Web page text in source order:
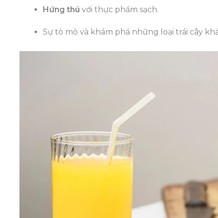
Hứng thú với thực phẩm sạch.
Sự tò mò và khám phá những loại trái cây